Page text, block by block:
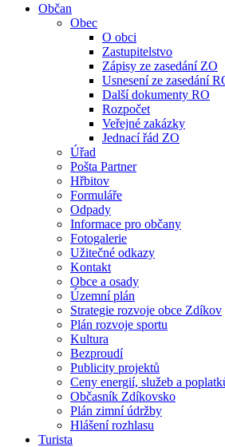
Občan
Obec
O obci
Zastupitelstvo
Zápisy ze zasedání ZO
Usnesení ze zasedání
Další dokumenty RO
Rozpočet
Veřejné zakázky
Jednací řád ZO
Úřad
Pošta Partner
Hřbitov
Formuláře
Odpady
Informace pro občany
Fotogalerie
Užitečné odkazy
Kontakt
Obce a osady
Územní plán
Strategie rozvoje obce Zdíkov
Plán rozvoje sportu
Kultura
Bezproudí
Publicity projektů
Ceny energií, služeb a
Občasník Zdíkovsko
Plán zimní údržby
Hlášení rozhlasu
Turista